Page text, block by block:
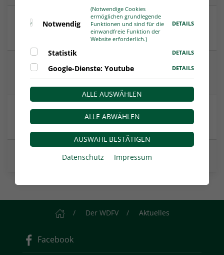
Die Spielpläne der Juniorinnen und Junioren
wurden veröffentlicht
3:2! Neuling Westfalia Rhynern bezwingt
Sportfreunde Siegen
Erfolgreicher Saisonstart: RWO gewinnt beim
Bonner SC 2:1
Regionalliga West startet in die Saison 2026/27
StartseiteDer WDFV Aktuelles
Facebook
Notwendig
(Notwendige Cookies
ermöglichen grundlegende
Funktionen und sind für die
einwandfreie Funktion der
Website erforderlich.)
DETAILS
Statistik DETAILS
Google-Dienste: Youtube DETAILS
ALLE AUSWÄHLEN
ALLE ABWÄHLEN
AUSWAHL BESTÄTIGEN
Datenschutz
Impressum